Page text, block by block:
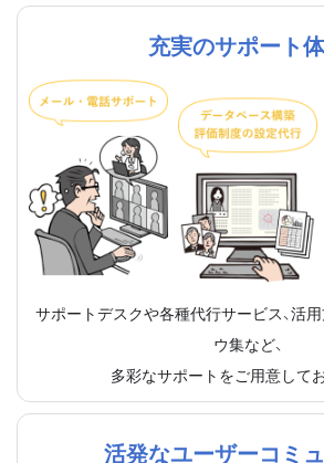
充実のサポート
サポートデスクや各種代行サービス、活
ウ集など、
多彩なサポートをご用意して
活発なユーザーコミ